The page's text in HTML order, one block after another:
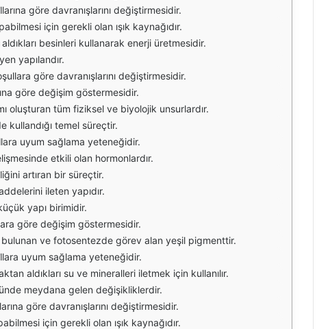
göre davranışlarını değiştirmesidir.
için gerekli olan ışık kaynağıdır.
aldıkları besinleri kullanarak enerji üretmesidir.
yapılandır.
göre davranışlarını değiştirmesidir.
göre değişim göstermesidir.
oluşturan tüm fiziksel ve biyolojik unsurlardır.
kullandığı temel süreçtir.
uyum sağlama yeteneğidir.
etkili olan hormonlardır.
artıran bir süreçtir.
ileten yapıdır.
yapı birimidir.
göre değişim göstermesidir.
bulunan ve fotosentezde görev alan yeşil pigmenttir.
uyum sağlama yeteneğidir.
aldıkları su ve mineralleri iletmek için kullanılır.
meydana gelen değişikliklerdir.
göre davranışlarını değiştirmesidir.
için gerekli olan ışık kaynağıdır.